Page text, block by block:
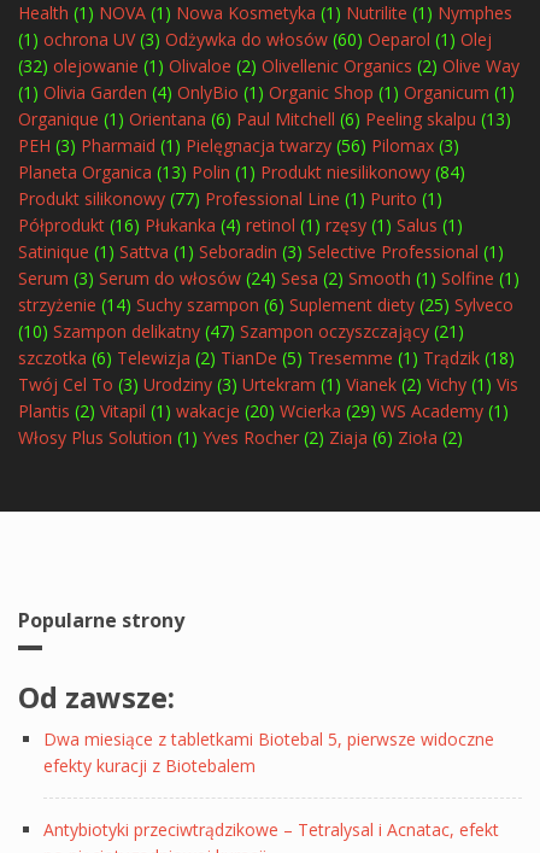
Health (1) NOVA (1) Nowa Kosmetyka (1) Nutrilite (1) Nymphes
(1) ochrona UV(3) Odżywka do włosów (60) Oeparol (1) Olej
(32) olejowanie (1) Olivaloe (2) Olivellenic Organics (2) Olive Way
(1) Olivia Garden (4) OnlyBio (1) Organic Shop (1) Organicum (1)
Organique (1) Orientana (6) Paul Mitchell (6) Peeling skalpu (13)
PEH (3) Pharmaid (1) Pielęgnacja twarzy (56) Pilomax (3)
Planeta Organica (13) Polin (1) Produkt niesilikonowy (84)
Produkt silikonowy (77) Professional Line (1) Purito (1)
Półprodukt (16) Płukanka (4) retinol (1) rzęsy (1) Salus (1)
Satinique (1) Sattva (1) Seboradin (3) Selective Professional (1)
Serum (3) Serum do włosów (24) Sesa (2) Smooth (1) Solfine (1)
strzyżenie (14) Suchy szampon (6) Suplement diety (25) Sylveco
(10) Szampon delikatny (47) Szampon oczyszczający (21)
szczotka (6) Telewizja (2) TianDe (5) Tresemme (1) Trądzik (18)
Twój Cel To (3) Urodziny (3) Urtekram (1) Vianek (2) Vichy (1) Vis
Plantis (2) Vitapil (1) wakacje (20) Wcierka (29) WS Academy (1)
Włosy Plus Solution (1) Yves Rocher (2) Ziaja (6) Zioła (2)
Popularne strony
Od zawsze:
Dwa miesiące z tabletkami Biotebal 5, pierwsze widoczne
efekty kuracji z Biotebalem
Antybiotyki przeciwtrądzikowe – Tetralysal i Acnatac, efekt